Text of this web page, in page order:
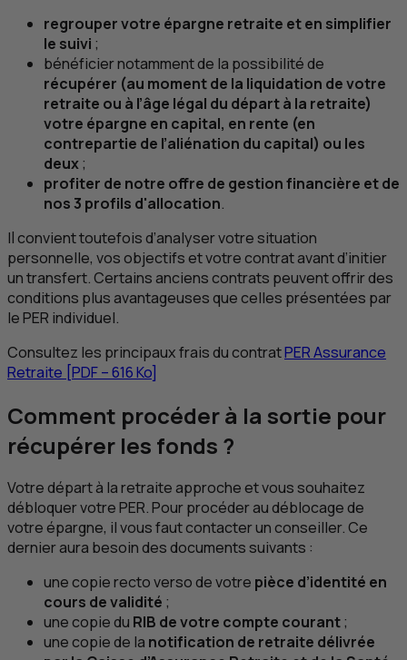
regrouper votre épargne retraite et en simplifier
le suivi ;
bénéficier notamment de la possibilité de
récupérer (au moment de la liquidation de votre
retraite ou à l’âge légal du départ à la retraite)
votre épargne en capital, en rente (en
contrepartie de l’aliénation du capital) ou les
deux;
profiter de notre offre de gestion financière et de
nos 3 profils d'allocation.
Il convient toutefois d’analyser votre situation
personnelle, vos objectifs et votre contrat avant d’initier
un transfert. Certains anciens contrats peuvent offrir des
conditions plus avantageuses que celles présentées par
lePER individuel.
Consultez les principaux frais du contratPERAssurance
Retraite [PDF– 616Ko]
Comment procéder à la sortie pour
récupérer les fonds ?
Votre départ à la retraite approche et vous souhaitez
débloquer votrePER. Pour procéder au déblocage de
votre épargne, il vous faut contacter un conseiller. Ce
dernier aura besoin des documents suivants :
une copie recto verso de votre pièce d’identité en
cours de validité ;
une copie du RIB de votre compte courant;
une copie de la notification de retraite délivrée